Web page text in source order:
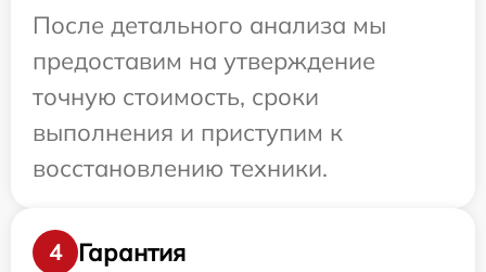
После детального анализа мы
предоставим на утверждение
точную стоимость, сроки
выполнения и приступим к
восстановлению техники.
4
Гарантия